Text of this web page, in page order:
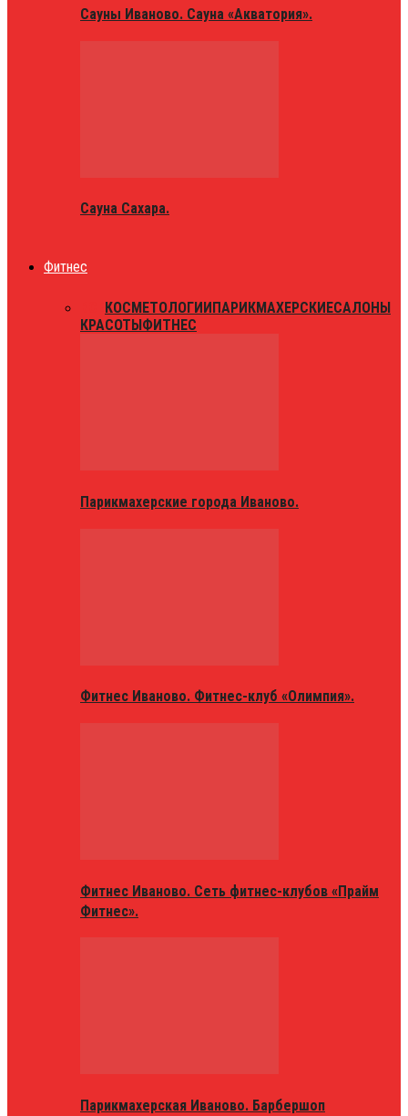
Сауны Иваново. Сауна «Акватория».
Сауна Сахара.
Фитнес
КОСМЕТОЛОГИИПАРИКМАХЕРСКИЕСАЛОНЫ
КРАСОТЫФИТНЕС
Парикмахерские города Иваново.
Фитнес Иваново. Фитнес-клуб «Олимпия».
Фитнес Иваново. Сеть фитнес-клубов «Прайм
Фитнес».
Парикмахерская Иваново. Барбершоп